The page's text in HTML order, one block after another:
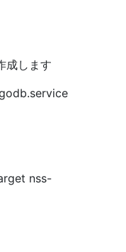
成します
nss-